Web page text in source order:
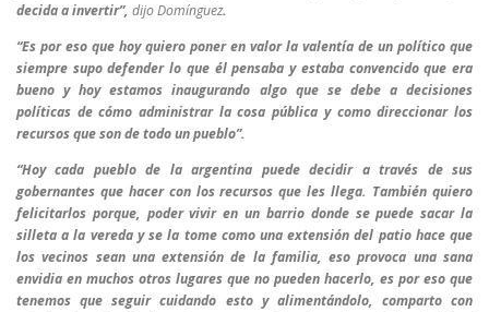
decida a invertir”, dijo Domínguez.
“Es por eso que hoy quiero poner en valor la valentía de un político que
siempre supo defender lo que él pensaba y estaba convencido que era
bueno y hoy estamos inaugurando algo que se debe a decisiones
políticas de cómo administrar la cosa pública y como direccionar los
recursos que son de todo un pueblo”.
“Hoy cada pueblo de la argentina puede decidir a través de sus
gobernantes que hacer con los recursos que les llega. También quiero
felicitarlos porque, poder vivir en un barrio donde se puede sacar la
silleta a la vereda y se la tome como una extensión del patio hace que
los vecinos sean una extensión de la familia, eso provoca una sana
envidia en muchos otros lugares que no pueden hacerlo, es por eso que
tenemos que seguir cuidando esto y alimentándolo, comparto con